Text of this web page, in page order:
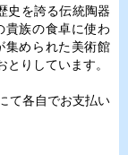
史を誇る伝統陶器
貴族の食卓に使わ
集められた美術館
りしています。
て各自でお支払い